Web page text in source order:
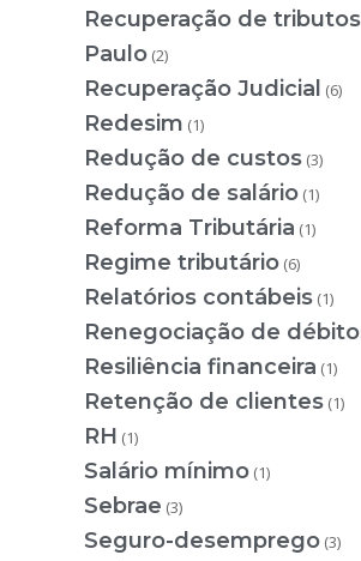
Recuperação de
Paulo (2)
Recuperação Judicial (6)
Redesim (1)
Redução de custos (3)
Redução de salário (1)
Reforma Tributária (1)
Regime tributário (6)
Relatórios contábeis (1)
Renegociação de
Resiliência financeira (1)
Retenção de clientes (1)
RH (1)
Salário mínimo (1)
Sebrae (3)
Seguro-desemprego (3)